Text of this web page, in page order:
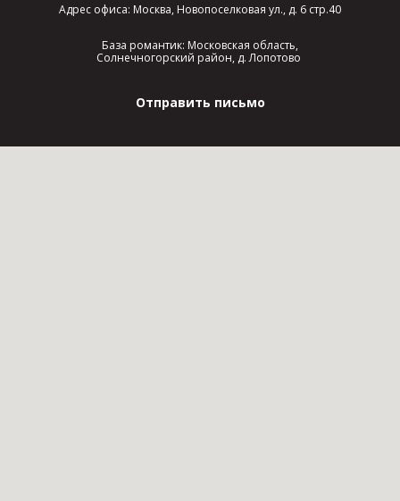
Адрес офиса: Москва, Новопоселковая ул., д. 6 стр.40
База романтик: Московская область,
Солнечногорский район, д. Лопотово
Отправить письмо